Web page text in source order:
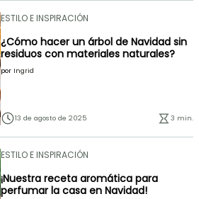
ESTILO E INSPIRACIÓN
¿Cómo hacer un árbol de Navidad sin
residuos con materiales naturales?
por Ingrid
13 de agosto de 2025 3 min.
ESTILO E INSPIRACIÓN
¡Nuestra receta aromática para
perfumar la casa en Navidad!